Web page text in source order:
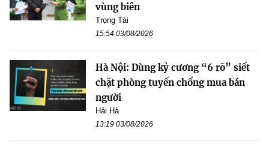
vùng biên
Trọng Tài
15:54 03/08/2026
Hà Nội: Dùng kỷ cương “6 rõ” siết
chặt phòng tuyến chống mua bán
người
Hải Hà
13:19 03/08/2026